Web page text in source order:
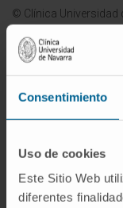
Consentimiento
Uso de cookies
Este Sitio Web
diferentes
© Clínica Universidad